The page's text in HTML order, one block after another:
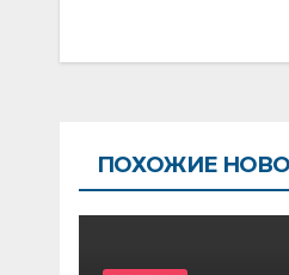
ПОХОЖИЕ